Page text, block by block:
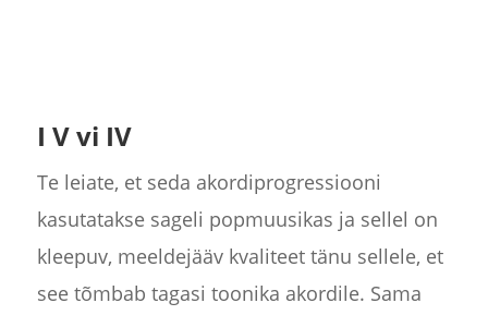
I V vi IV
Te leiate, et seda akordiprogressiooni
kasutatakse sageli popmuusikas ja sellel on
kleepuv, meeldejääv kvaliteet tänu sellele, et
see tõmbab tagasi toonika akordile. Sama